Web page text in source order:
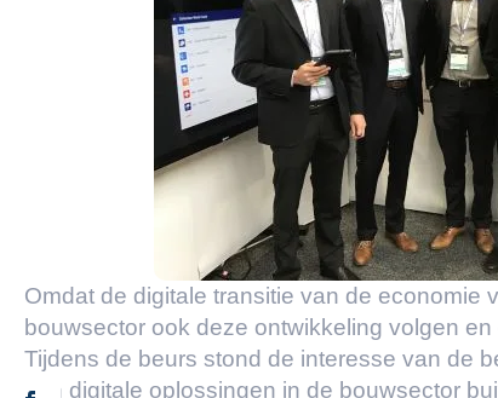
Omdat de digitale transitie van de economie
bouwsector ook deze ontwikkeling volgen
Tijdens de beurs stond de interesse van de
van digitale oplossingen in de bouwsector